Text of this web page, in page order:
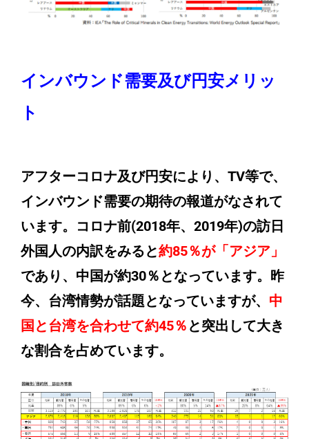
インバウンド需要及び円安メリッ
ト
アフターコロナ及び円安により、TV等で、
インバウンド需要の期待の報道がなされて
います。コロナ前(2018年、2019年)の訪日
外国人の内訳をみると約85％が「アジア」
であり、中国が約30％ となっています。昨
今、台湾情勢が話題となっていますが、 中
国と台湾を合わせて約45％ と突出して大き
な割合を占めています。